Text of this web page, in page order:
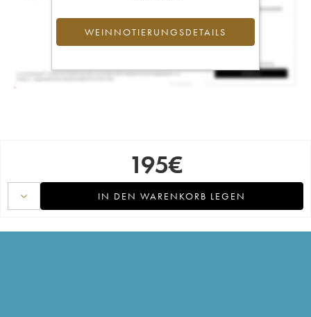
WEINNOTIERUNGSDETAILS
195€
IN DEN WARENKORB LEGEN